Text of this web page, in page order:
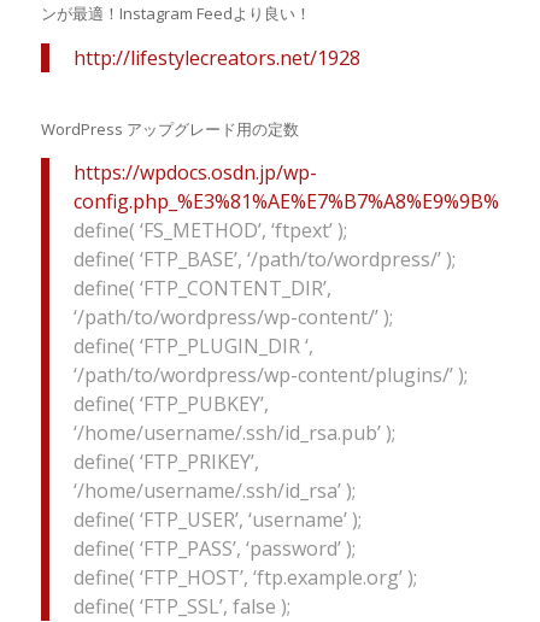
ンが最適！Instagram Feedより良い！
http://lifestylecreators.net/1928
WordPress アップグレード用の定数
https://wpdocs.osdn.jp/wp-
config.php_%E3%81%AE%E7%B7%A8%E9%9B%86
define( ‘FS_METHOD’, ‘ftpext’ );
define( ‘FTP_BASE’, ‘/path/to/wordpress/’ );
define( ‘FTP_CONTENT_DIR’,
‘/path/to/wordpress/wp-content/’ );
define( ‘FTP_PLUGIN_DIR ‘,
‘/path/to/wordpress/wp-content/plugins/’ );
define( ‘FTP_PUBKEY’,
‘/home/username/.ssh/id_rsa.pub’ );
define( ‘FTP_PRIKEY’,
‘/home/username/.ssh/id_rsa’ );
define( ‘FTP_USER’, ‘username’ );
define( ‘FTP_PASS’, ‘password’ );
define( ‘FTP_HOST’, ‘ftp.example.org’ );
define( ‘FTP_SSL’, false );